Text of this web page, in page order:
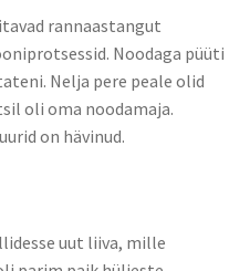
rannaastangut
Noodaga püüti
Nelja pere peale olid
oli oma noodamaja.
on hävinud.
uut liiva, mille